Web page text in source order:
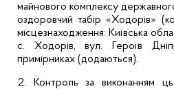
майнового комплексу
оздоровчий табір «Ходорів»
місцезнаходження: Київська
с. Ходорів, вул. Героїв
примірниках (додаються).
2. Контроль за виконанням